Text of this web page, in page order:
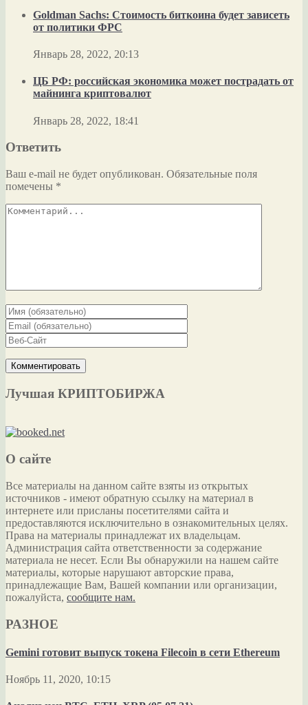
Goldman Sachs: Стоимость биткоина будет зависеть
от политики ФРС
Январь 28, 2022, 20:13
ЦБ РФ: российская экономика может пострадать от
майнинга криптовалют
Январь 28, 2022, 18:41
Ответить
Ваш e-mail не будет опубликован. Обязательные поля
помечены *
Лучшая КРИПТОБИРЖА
О сайте
Все материалы на данном сайте взяты из открытых
источников - имеют обратную ссылку на материал в
интернете или присланы посетителями сайта и
предоставляются исключительно в ознакомительных целях.
Права на материалы принадлежат их владельцам.
Администрация сайта ответственности за содержание
материала не несет. Если Вы обнаружили на нашем сайте
материалы, которые нарушают авторские права,
принадлежащие Вам, Вашей компании или организации,
пожалуйста, сообщите нам.
РАЗНОЕ
Gemini готовит выпуск токена Filecoin в сети Ethereum
Ноябрь 11, 2020, 10:15